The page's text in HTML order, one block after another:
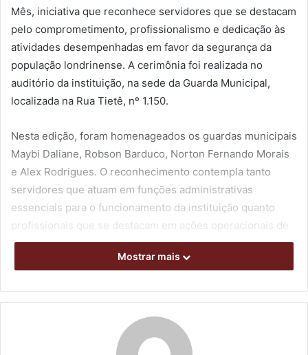
Mês, iniciativa que reconhece servidores que se destacam
pelo comprometimento, profissionalismo e dedicação às
atividades desempenhadas em favor da segurança da
população londrinense. A cerimônia foi realizada no
auditório da instituição, na sede da Guarda Municipal,
localizada na Rua Tietê, nº 1.150.
Nesta edição, foram homenageados os guardas municipais
Maybi Daliane, Robson Barduco, Norton Fernando Morais
e Alex Rodrigues. O reconhecimento contempla tanto
servidores que atuam em funções administrativas
essenciais para o funcionamento da instituição quanto
profissionais que se destacam em ações operacionais de
relevante interesse público.
Mostrar mais